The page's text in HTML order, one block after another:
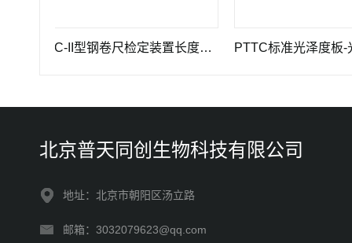
PTTC-II型钢卷尺检定装置长度计量仪器 PTTC标准光泽度板-光学
北京普天同创生物科技有限公司
地址：北京市朝阳区汤立路
邮箱：3032079623@qq.com